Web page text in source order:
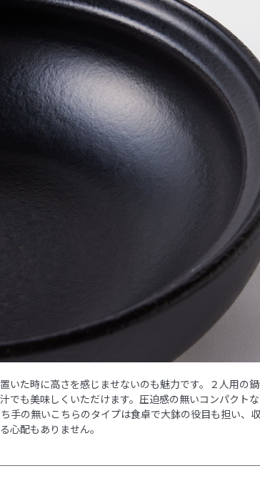
いた時に高さを感じませないのも魅力です。２人用の
でも美味しくいただけます。圧迫感の無いコンパクト
手の無いこちらのタイプは食卓で大鉢の役目も担い、
心配もありません。